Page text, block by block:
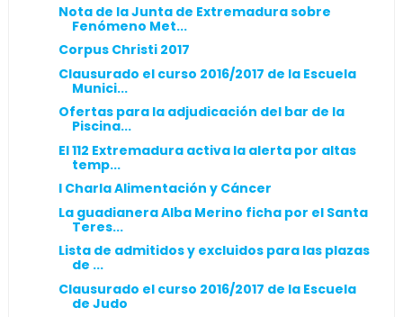
Nota de la Junta de Extremadura sobre
Fenómeno Met...
Corpus Christi 2017
Clausurado el curso 2016/2017 de la Escuela
Munici...
Ofertas para la adjudicación del bar de la
Piscina...
El 112 Extremadura activa la alerta por altas
temp...
I Charla Alimentación y Cáncer
La guadianera Alba Merino ficha por el Santa
Teres...
Lista de admitidos y excluidos para las plazas
de ...
Clausurado el curso 2016/2017 de la Escuela
de Judo